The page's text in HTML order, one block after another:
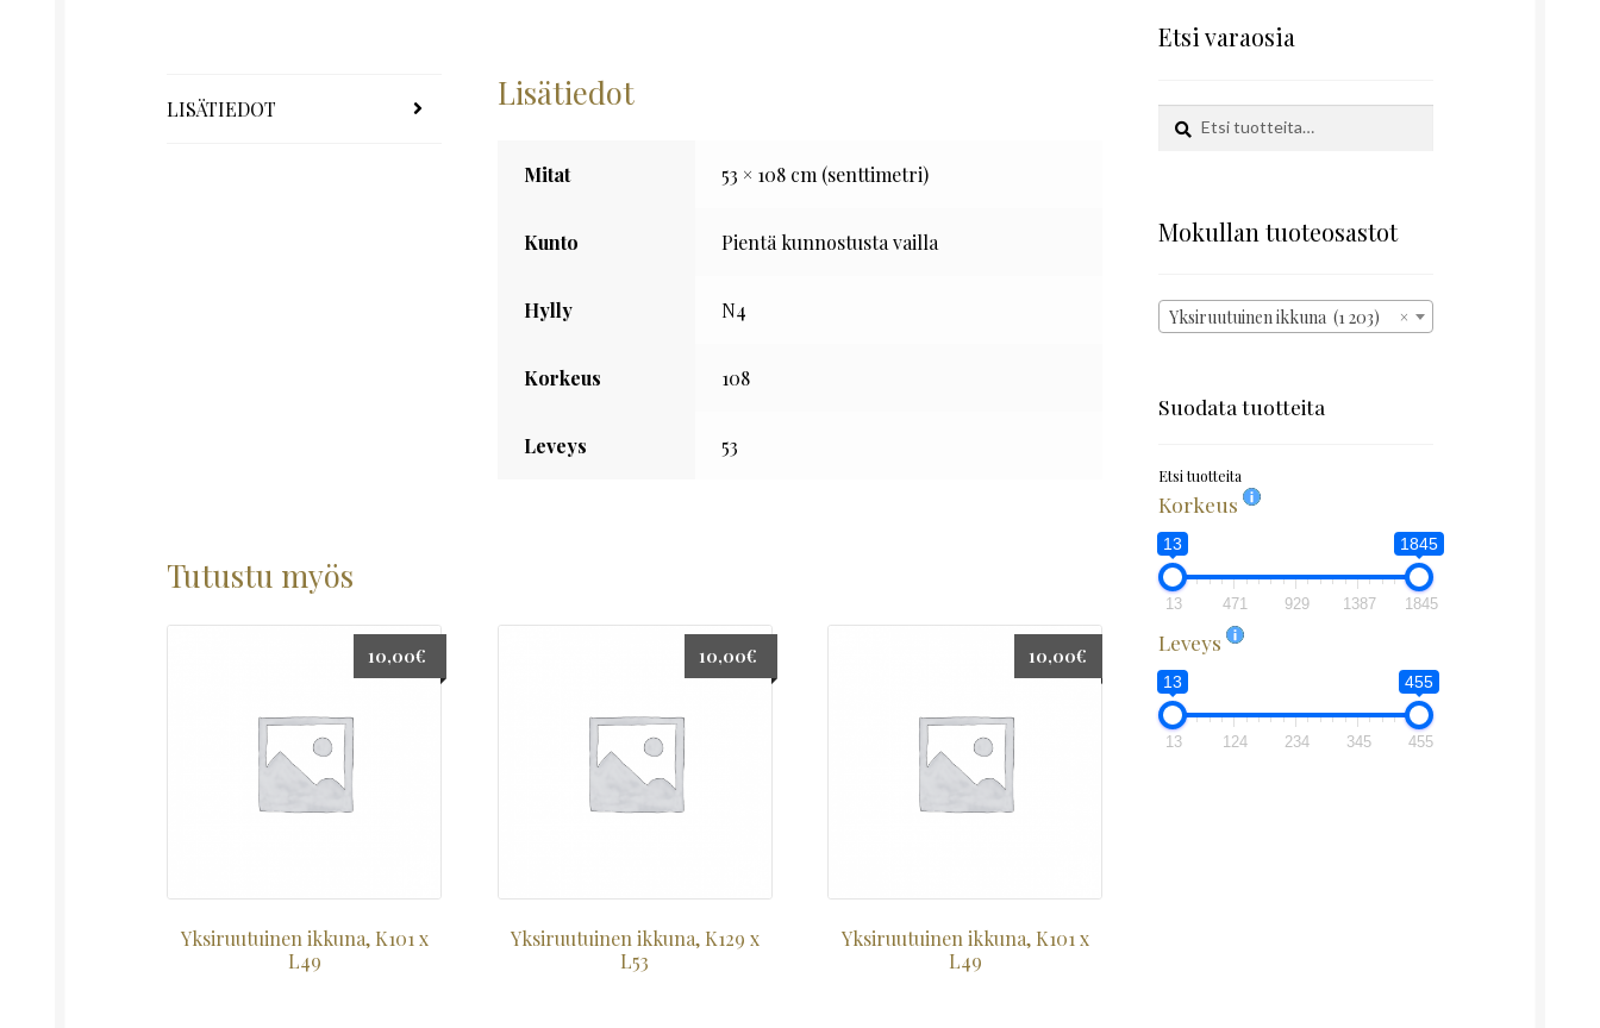
LISÄTIEDOT Lisätiedot
Mitat 53 × 108 cm (senttimetri)
Kunto Pientä kunnostusta vailla
Hylly N4
Korkeus 108
Leveys 53
Tutustu myös
Yksiruutuinen ikkuna, K101 x
L49
10,00€
Yksiruutuinen ikkuna, K129 x
L53
10,00€
Yksiruutuinen ikkuna, K101 x
L49
10,00€
Etsi varaosia
Etsi:
Haku
Mokullan tuoteosastot
×
Yksiruutuinen ikkuna (1 203)
Suodata tuotteita
Etsi tuotteita
Korkeus
13 1845
13 471 929 1387 1845
Leveys
13 455
13 124 234 345 455